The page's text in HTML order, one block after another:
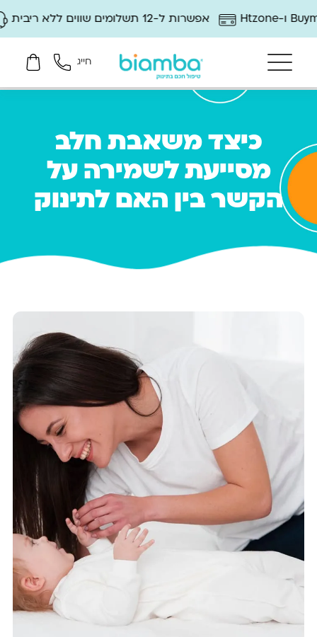
אפשרות ל-12 תשלומים שווים ללא ריבית 12 חודשי אחריות ושירות לקוחות מלא
חייג
כיצד משאבת חלב
מסייעת לשמירה על
הקשר בין האם לתינוק